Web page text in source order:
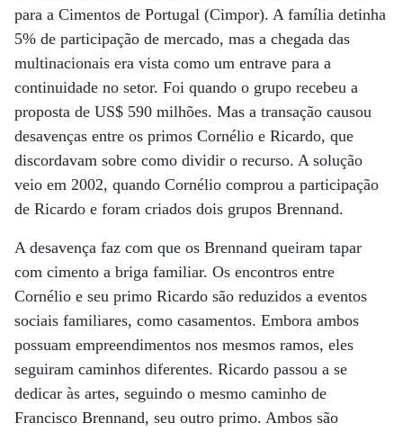
para a Cimentos de Portugal (Cimpor). A família detinha
5% de participação de mercado, mas a chegada das
multinacionais era vista como um entrave para a
continuidade no setor. Foi quando o grupo recebeu a
proposta de US$ 590 milhões. Mas a transação causou
desavenças entre os primos Cornélio e Ricardo, que
discordavam sobre como dividir o recurso. A solução
veio em 2002, quando Cornélio comprou a participação
de Ricardo e foram criados dois grupos Brennand.
A desavença faz com que os Brennand queiram tapar
com cimento a briga familiar. Os encontros entre
Cornélio e seu primo Ricardo são reduzidos a eventos
sociais familiares, como casamentos. Embora ambos
possuam empreendimentos nos mesmos ramos, eles
seguiram caminhos diferentes. Ricardo passou a se
dedicar às artes, seguindo o mesmo caminho de
Francisco Brennand, seu outro primo. Ambos são